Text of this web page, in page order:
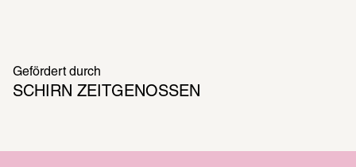
Gefördert durch
SCHIRN ZEITGENOSSEN